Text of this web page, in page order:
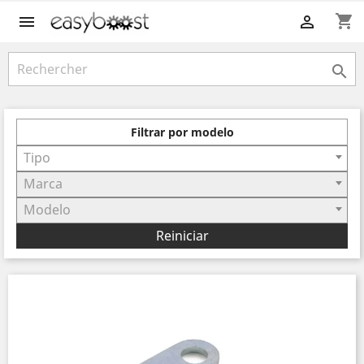
 shopping_cart


Filtrar por modelo
Tipo
Marca
Modelo
Reiniciar